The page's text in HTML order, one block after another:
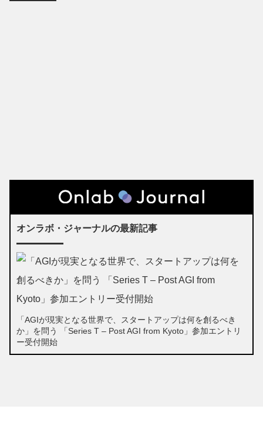
オンラボ・ジャーナルの最新記事
「AGIが現実となる世界で、スタートアップは何を創るべき
か」を問う 「Series T – Post AGI from Kyoto」参加エントリ
ー受付開始